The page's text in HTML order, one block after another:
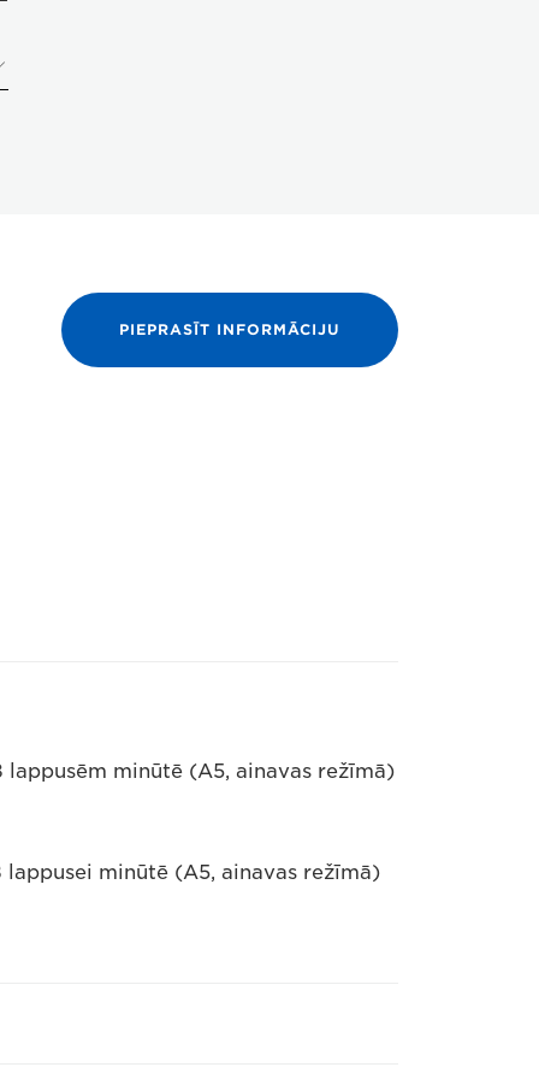
PIEPRASĪT INFORMĀCIJU
minūtē (A5, ainavas režīmā)
minūtē (A5, ainavas režīmā)